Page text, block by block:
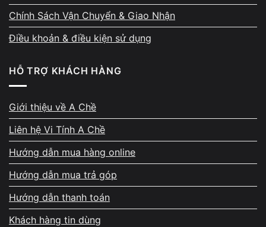
Bảo vệ dữ liệu cá nhân – tuyệt
Dữ liệu của khách luôn được bảo đảm an
toàn. Kỹ thuật chỉ thao tác đúng phạm vi sửa
chữa, không truy cập folder, hình ảnh, tài
khoản, email hoặc bất kỳ dữ liệu riêng tư nào.
Nếu cần, cửa hàng hỗ trợ backup trước khi
sửa để khách không mất dữ liệu quan trọng.
Chính Sách Vận Chuyển & Giao Nhận
Điều khoản & điều kiện sử dụng
HỖ TRỢ KHÁCH HÀNG
Giới thiệu về A Chề
Liên hệ Vi Tính A Chề
Hướng dẫn mua hàng online
Hướng dẫn mua trả góp
Hướng dẫn thanh toán
Khách hàng tin dùng